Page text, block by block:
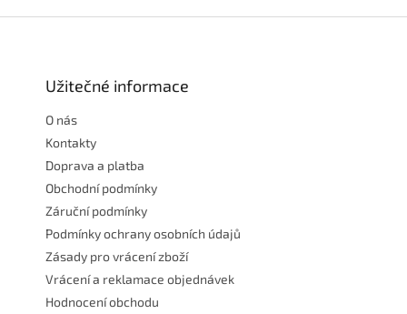
Užitečné informace
O nás
Kontakty
Doprava a platba
Obchodní podmínky
Záruční podmínky
Podmínky ochrany osobních údajů
Zásady pro vrácení zboží
Vrácení a reklamace objednávek
Hodnocení obchodu